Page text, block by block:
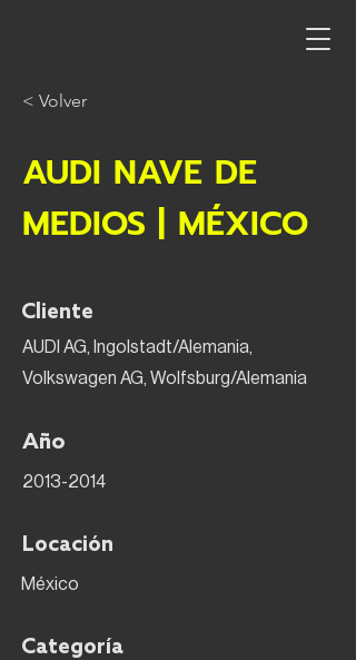
< Volver
AUDI NAVE DE
MEDIOS | MÉXICO
Cliente
AUDI AG, Ingolstadt/Alemania,
Volkswagen AG, Wolfsburg/Alemania
Año
2013-2014
Locación
México
Categoría